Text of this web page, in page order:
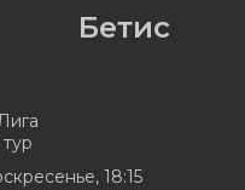
Бетис
18:15